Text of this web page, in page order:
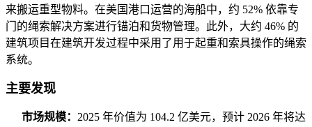
来搬运重型物料。在美国港口运营的海船中，约 52% 依靠专
门的绳索解决方案进行锚泊和货物管理。此外，大约 46% 的
建筑项目在建筑开发过程中采用了用于起重和索具操作的绳索
系统。
主要发现
市场规模： 2025 年价值为 104.2 亿美元，预计 2026 年将达